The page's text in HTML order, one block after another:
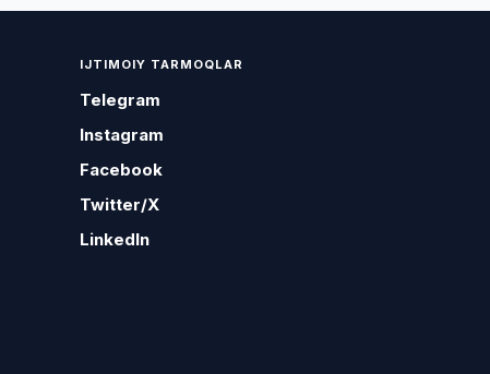
IJTIMOIY TARMOQLAR
Telegram
Instagram
Facebook
Twitter/X
LinkedIn